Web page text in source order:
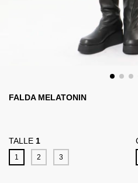
FALDA MELATONIN
TALLE 1
1 2 3